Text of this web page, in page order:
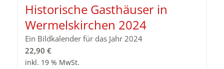
Historische Gasthäuser in
Wermelskirchen 2024
Ein Bildkalender für das Jahr 2024
22,90 €
inkl. 19 % MwSt.